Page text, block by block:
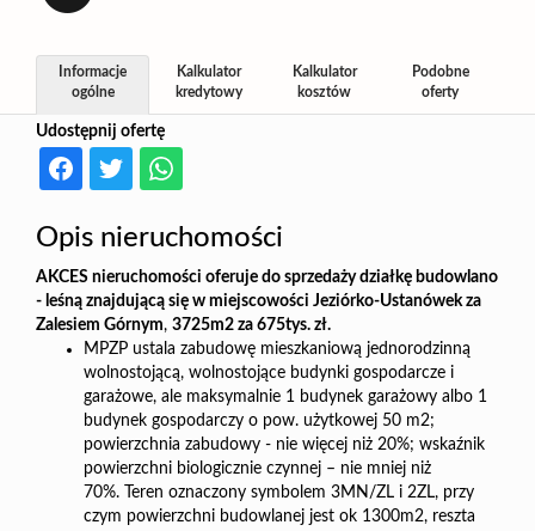
Udostępnij ofertę
Informacje
ogólne
Kalkulator
kredytowy
Kalkulator
kosztów
Podobne
oferty
Opis nieruchomości
AKCES nieruchomości oferuje do sprzedaży działkę budowlano
- leśną znajdującą się w miejscowości Jeziórko-Ustanówek za
Zalesiem Górnym, 3725m2 za 675tys. zł.
MPZP ustala zabudowę mieszkaniową jednorodzinną
wolnostojącą, wolnostojące budynki gospodarcze i
garażowe, ale maksymalnie 1 budynek garażowy albo 1
budynek gospodarczy o pow. użytkowej 50 m2;
powierzchnia zabudowy - nie więcej niż 20%; wskaźnik
powierzchni biologicznie czynnej – nie mniej niż
70%. Teren oznaczony symbolem 3MN/ZL i 2ZL, przy
czym powierzchni budowlanej jest ok 1300m2, reszta